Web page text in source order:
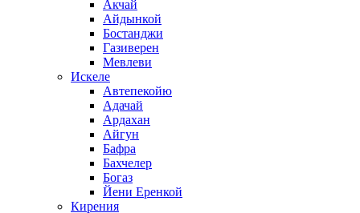
Акчай
Айдынкой
Бостанджи
Газиверен
Мевлеви
Искеле
Автепекойю
Адачай
Ардахан
Айгун
Бафра
Бахчелер
Богаз
Йени Еренкой
Кирения